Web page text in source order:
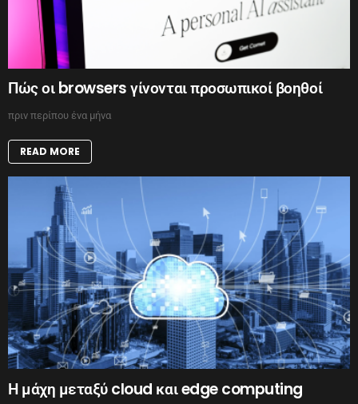
Πώς οι browsers γίνονται προσωπικοί βοηθοί
πριν περίπου ένα μήνα
READ MORE
Η μάχη μεταξύ cloud και edge computing